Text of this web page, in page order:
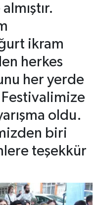
ikram
herkes
her yerde
oldu.
biri
teşekkür